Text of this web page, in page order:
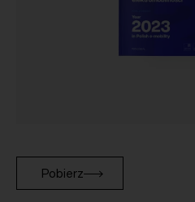
Pobierz